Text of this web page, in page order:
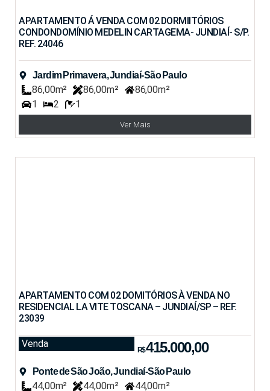
APARTAMENTO Á VENDA COM 02 DORMIITÓRIOS
CONDONDOMÍNIO MEDELIN CARTAGEMA- JUNDIAÍ- S/P.
REF. 24046
Jardim Primavera, Jundiaí-São Paulo
86,00m² 86,00m²
86,00m²
1
2 1
Ver Mais
APARTAMENTO COM 02 DOMITÓRIOS À VENDA NO
RESIDENCIAL LA VITE TOSCANA – JUNDIAÍ/SP – REF.
23039
Venda
R$415.000,00
Ponte de São João, Jundiaí-São Paulo
44,00m² 44,00m²
44,00m²